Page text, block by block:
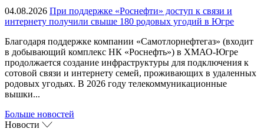
04.08.2026 При поддержке «Роснефти» доступ к связи и
интернету получили свыше 180 родовых угодий в Югре
Благодаря поддержке компании «Самотлорнефтегаз» (входит
в добывающий комплекс НК «Роснефть») в ХМАО-Югре
продолжается создание инфраструктуры для подключения к
сотовой связи и интернету семей, проживающих в удаленных
родовых угодьях. В 2026 году телекоммуникационные
вышки...
Больше новостей
Новости